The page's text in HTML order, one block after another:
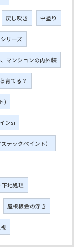
戻し吹き 中塗り
リーズ
マンションの内外装
育てる？
)
ンsi
テックペイント）
下地処理
屋根板金の浮き